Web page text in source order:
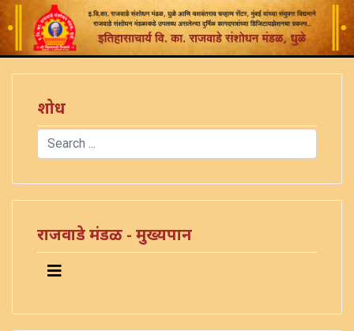
शोध
Search
राजवाडे मंडळ - मुख्यपान